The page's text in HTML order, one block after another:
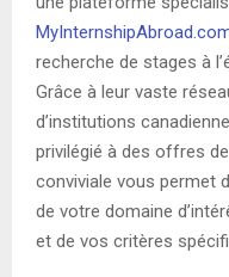
recherche de stages à
Grâce à leur vaste
d’institutions
privilégié à des offres
conviviale vous permet
de votre domaine
et de vos critères